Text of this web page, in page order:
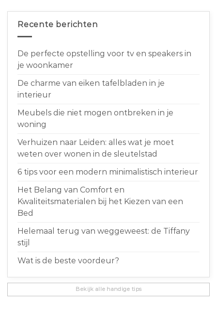
Recente berichten
De perfecte opstelling voor tv en speakers in
je woonkamer
De charme van eiken tafelbladen in je
interieur
Meubels die niet mogen ontbreken in je
woning
Verhuizen naar Leiden: alles wat je moet
weten over wonen in de sleutelstad
6 tips voor een modern minimalistisch interieur
Het Belang van Comfort en
Kwaliteitsmaterialen bij het Kiezen van een
Bed
Helemaal terug van weggeweest: de Tiffany
stijl
Wat is de beste voordeur?
Bekijk alle handige tips